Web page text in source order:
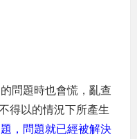
問題時也會慌，亂查
得以的情況下所產生
，問題就已經被解決